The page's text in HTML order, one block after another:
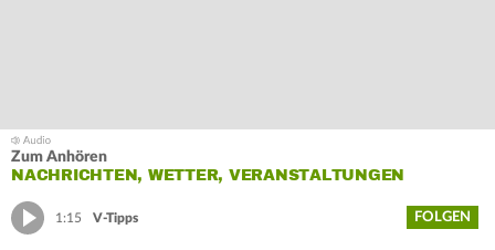
Zum Anhören
NACHRICHTEN, WETTER, VERANSTALTUNGEN
1:15 V-Tipps FOLGEN